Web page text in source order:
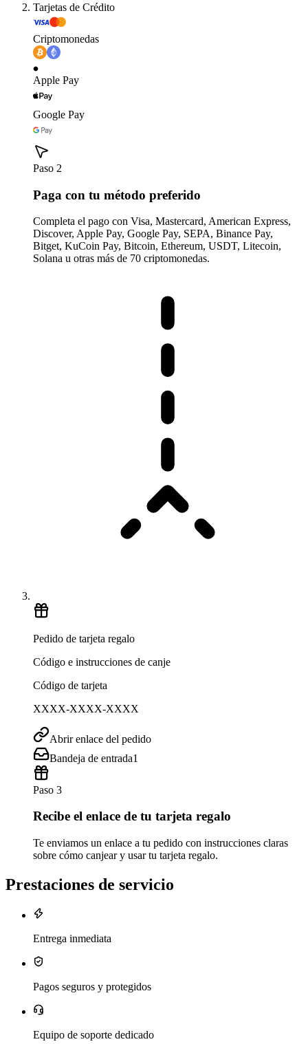
Tarjetas de Crédito
Criptomonedas
Apple Pay
Google Pay
Paso 2
Paga con tu método preferido
Completa el pago con Visa, Mastercard, American Express,
Discover, Apple Pay, Google Pay, SEPA, Binance Pay,
Bitget, KuCoin Pay, Bitcoin, Ethereum, USDT, Litecoin,
Solana u otras más de 70 criptomonedas.
Pedido de tarjeta regalo
Código e instrucciones de canje
Código de tarjeta
XXXX-XXXX-XXXX
Abrir enlace del pedido
Bandeja de entrada1
Paso 3
Recibe el enlace de tu tarjeta regalo
Te enviamos un enlace a tu pedido con instrucciones claras
sobre cómo canjear y usar tu tarjeta regalo.
Prestaciones de servicio
Entrega inmediata
Pagos seguros y protegidos
Equipo de soporte dedicado